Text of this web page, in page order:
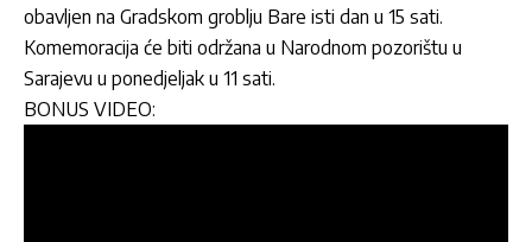
obavljen na Gradskom groblju Bare isti dan u 15 sati.
Komemoracija će biti održana u Narodnom pozorištu u
Sarajevu u ponedjeljak u 11 sati.
BONUS VIDEO: